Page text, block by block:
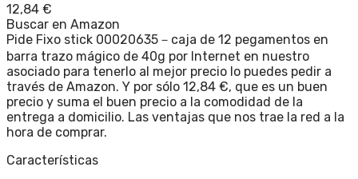
12,84 €
Buscar en Amazon
Pide Fixo stick 00020635－caja de 12 pegamentos en
barra trazo mágico de 40g por Internet en nuestro
asociado para tenerlo al mejor precio lo puedes pedir a
través de Amazon. Y por sólo 12,84 €, que es un buen
precio y suma el buen precio a la comodidad de la
entrega a domicilio. Las ventajas que nos trae la red a la
hora de comprar.
Características